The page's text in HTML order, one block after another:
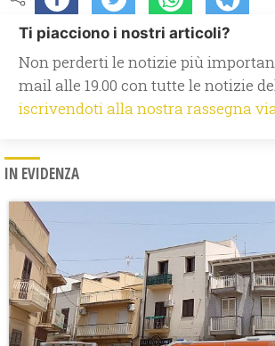
Ti piacciono i nostri articoli?
Non perderti le notizie più
mail alle 19.00 con tutte le notizie
iscrivendoti alla nostra rassegna
IN EVIDENZA